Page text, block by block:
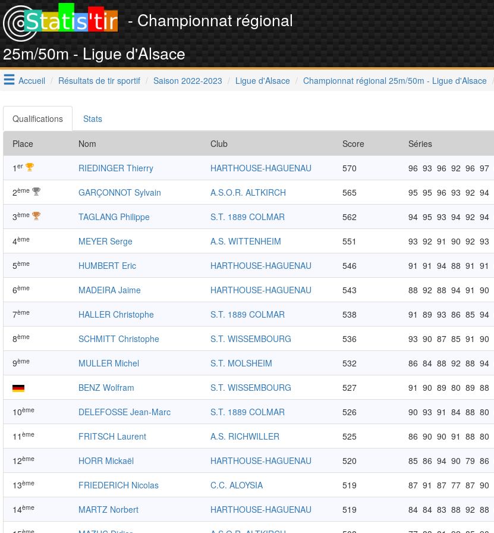
- Championnat régional
25m/50m - Ligue d'Alsace
Accueil Résultats de tir sportif Saison 2022-2023 Ligue d'Alsace Championnat régional 25m/50m - Ligue d'Alsace
Qualifications Stats
Place Nom Club Score Séries
1 er RIEDINGER Thierry HARTHOUSE-HAGUENAU 570 96 93 96 92 96 97
2ème GARÇONNOT Sylvain A.S.O.R. ALTKIRCH 565 95 95 96 93 92 94
3ème TAGLANG Philippe S.T. 1889 COLMAR 562 94 95 93 94 92 94
4ème MEYER Serge A.S. WITTENHEIM 551 93 92 91 90 92 93
5ème HUMBERT Eric HARTHOUSE-HAGUENAU 546 91 91 94 88 91 91
6ème MADEIRA Jaime HARTHOUSE-HAGUENAU 543 88 92 88 94 91 90
7ème HALLER Christophe S.T. 1889 COLMAR 538 91 89 93 86 85 94
8ème SCHMITT Christophe S.T. WISSEMBOURG 536 93 90 87 85 91 90
9ème MULLER Michel S.T. MOLSHEIM 532 86 84 88 92 88 94
BENZ Wolfram S.T. WISSEMBOURG 527 91 90 89 80 89 88
10ème DELEFOSSE Jean-Marc S.T. 1889 COLMAR 526 90 93 91 84 88 80
11 ème FRITSCH Laurent A.S. RICHWILLER 525 86 90 90 91 88 80
12ème HORR Mickaël HARTHOUSE-HAGUENAU 520 85 86 94 90 79 86
13ème FRIEDERICH Nicolas C.C. ALOYSIA 519 87 91 87 77 87 90
14ème MARTZ Norbert HARTHOUSE-HAGUENAU 519 84 84 83 88 92 88